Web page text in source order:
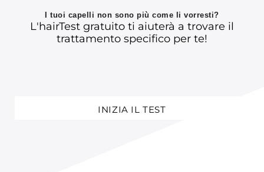
I tuoi capelli non sono più come li vorresti?
L'hairTest gratuito ti aiuterà a trovare il
trattamento specifico per te!
INIZIA IL TEST